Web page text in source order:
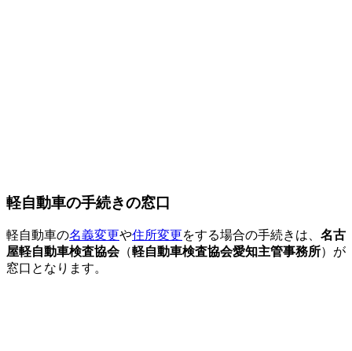
軽自動車の手続きの窓口
軽自動車の名義変更や住所変更をする場合の手続きは、 名古
屋軽自動車検査協会（軽自動車検査協会愛知主管事務所）が
窓口となります。